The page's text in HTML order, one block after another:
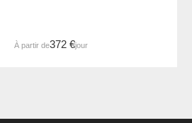
À partir de372 €/jour